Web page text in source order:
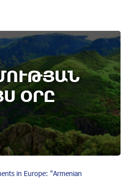
ՕՐԸ
in Europe: "Armenian